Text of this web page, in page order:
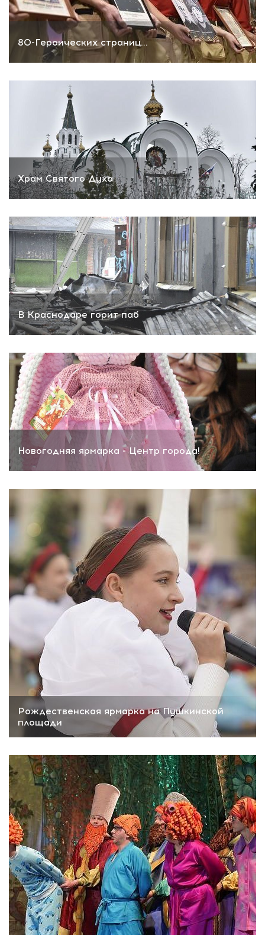
80-Героических страниц...
Храм Святого Духа
В Краснодаре горит паб
Новогодняя ярмарка - Центр города!
Рождественская ярмарка на Пушкинской
площади